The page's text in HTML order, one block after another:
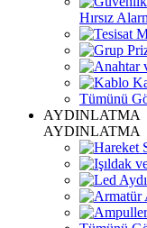
Hırsız
Tümünü
AYDINLATMA
AYDINLATMA